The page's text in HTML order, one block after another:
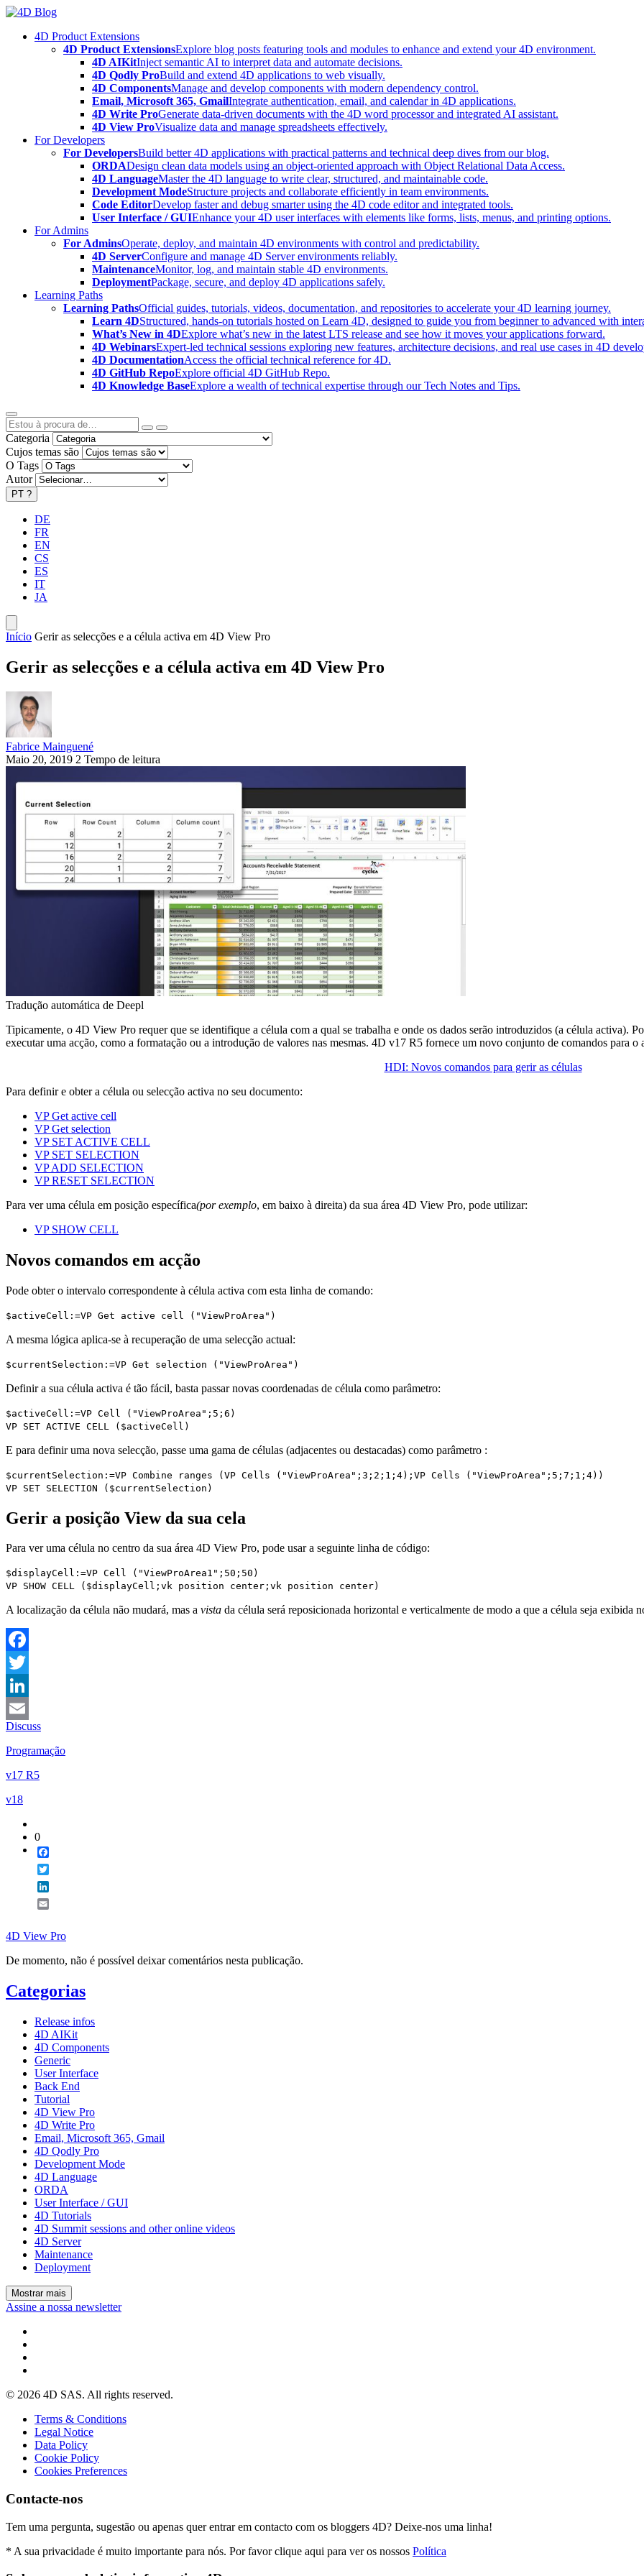
Skip
content4D Product Extensions
4D Product ExtensionsExplore blog posts featuring tools and modules to enhance and extend your 4D environment.
4D AIKitInject semantic AI to interpret data and automate decisions.
4D Qodly ProBuild and extend 4D applications to web visually.
4D ComponentsManage and develop components with modern dependency control.
Email, Microsoft 365, GmailIntegrate authentication, email, and calendar in 4D applications.
4D Write ProGenerate data-driven documents with the 4D word processor and integrated AI assistant.
4D View ProVisualize data and manage spreadsheets effectively.
For Developers
For DevelopersBuild better 4D applications with practical patterns and technical deep dives from our blog.
ORDADesign clean data models using an object-oriented approach with Object Relational Data Access.
4D LanguageMaster the 4D language to write clear, structured, and maintainable code.
Development ModeStructure projects and collaborate efficiently in team environments.
Code EditorDevelop faster and debug smarter using the 4D code editor and integrated tools.
User Interface / GUIEnhance your 4D user interfaces with elements like forms, lists, menus, and printing options.
For Admins
For AdminsOperate, deploy, and maintain 4D environments with control and predictability.
4D ServerConfigure and manage 4D Server environments reliably.
MaintenanceMonitor, log, and maintain stable 4D environments.
DeploymentPackage, secure, and deploy 4D applications safely.
Learning Paths
Learning PathsOfficial guides, tutorials, videos, documentation, and repositories to accelerate your 4D learning journey.
Learn 4DStructured, hands-on tutorials hosted on Learn 4D, designed to guide you from beginner to advanced with
What’s New in 4DExplore what’s new in the latest LTS release and see how it moves your applications forward.
4D WebinarsExpert-led technical sessions exploring new features, architecture decisions, and real use cases in 4D
4D DocumentationAccess the official technical reference for 4D.
4D GitHub RepoExplore official 4D GitHub Repo.
4D Knowledge BaseExplore a wealth of technical expertise through our Tech Notes and Tips.
Categoria
Cujos temas são
O Tags
Autor
PT ?
DE
FR
EN
CS
ES
IT
JA
Início Gerir as selecções e a célula activa em 4D View Pro
Gerir as selecções e a célula activa em 4D View Pro
Fabrice Mainguené
Maio 20, 2019 2 Tempo de leitura
Tradução automática de Deepl
Tipicamente, o 4D View Pro requer que se identifique a célula com a qual se trabalha e onde os dados serão introduzidos (a célula activa).
executar uma acção, como a formatação ou a introdução de valores nas mesmas. 4D v17 R5 fornece um novo conjunto de comandos para
HDI: Novos comandos para gerir as células
Para definir e obter a célula ou selecção activa no seu documento:
VP Get active cell
VP Get selection
VP SET ACTIVE CELL
VP SET SELECTION
VP ADD SELECTION
VP RESET SELECTION
Para ver uma célula em posição específica(por exemplo, em baixo à direita) da sua área 4D View Pro, pode utilizar:
VP SHOW CELL
Novos comandos em acção
Pode obter o intervalo correspondente à célula activa com esta linha de comando:
$activeCell :=VP Get active cell ("ViewProArea")
A mesma lógica aplica-se à recuperação de uma selecção actual:
$currentSelection :=VP Get selection ("ViewProArea")
Definir a sua célula activa é tão fácil, basta passar novas coordenadas de célula como parâmetro:
$activeCell :=VP Cell
("ViewProArea";5;6)
VP SET ACTIVE CELL
( $activeCell )
E para definir uma nova selecção, passe uma gama de células (adjacentes ou destacadas) como parâmetro :
$currentSelection :=VP Combine ranges (VP Cells ("ViewProArea";3;2;1;4); VP Cells ("ViewProArea";5;7;1;4))
VP SET SELECTION ( $currentSelection )
Gerir a posição View da sua cela
Para ver uma célula no centro da sua área 4D View Pro, pode usar a seguinte linha de código:
$displayCell :=VP Cell ("ViewProArea1";50;50)
VP SHOW CELL ( $displayCell ; vk position center ; vk position center)
A localização da célula não mudará, mas a vista da célula será reposicionada horizontal e verticalmente de modo a que a célula seja exibida
Facebook
Twitter
LinkedIn
Email
Discuss
Programação
v17 R5
v18
0
4D View Pro
De momento, não é possível deixar comentários nesta publicação.
Categorias
Release infos
4D AIKit
4D Components
Generic
User Interface
Back End
Tutorial
4D View Pro
4D Write Pro
Email, Microsoft 365, Gmail
4D Qodly Pro
Development Mode
4D Language
ORDA
User Interface / GUI
4D Tutorials
4D Summit sessions and other online videos
4D Server
Maintenance
Deployment
Mostrar mais
Assine a nossa newsletter
© 2026 4D SAS. All rights reserved.
Terms & Conditions
Legal Notice
Data Policy
Cookie Policy
Cookies Preferences
Contacte-nos
Tem uma pergunta, sugestão ou apenas quer entrar em contacto com os bloggers 4D? Deixe-nos uma linha!
* A sua privacidade é muito importante para nós. Por favor clique aqui para ver os nossos Política